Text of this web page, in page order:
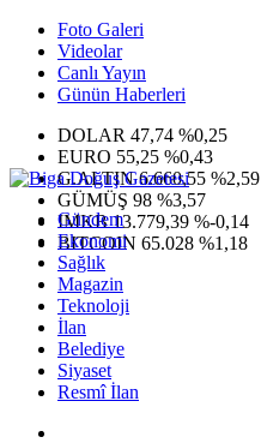
Foto Galeri
Videolar
Canlı Yayın
Günün Haberleri
DOLAR 47,74 %0,25
EURO 55,25 %0,43
G.ALTIN6.660,55 %2,59
GÜMÜŞ 98 %3,57
IMKB13.779,39 %-0,14
BITCOIN 65.028 %1,18
Gündem
Ekonomi
Sağlık
Magazin
Teknoloji
İlan
Belediye
Siyaset
Resmî İlan